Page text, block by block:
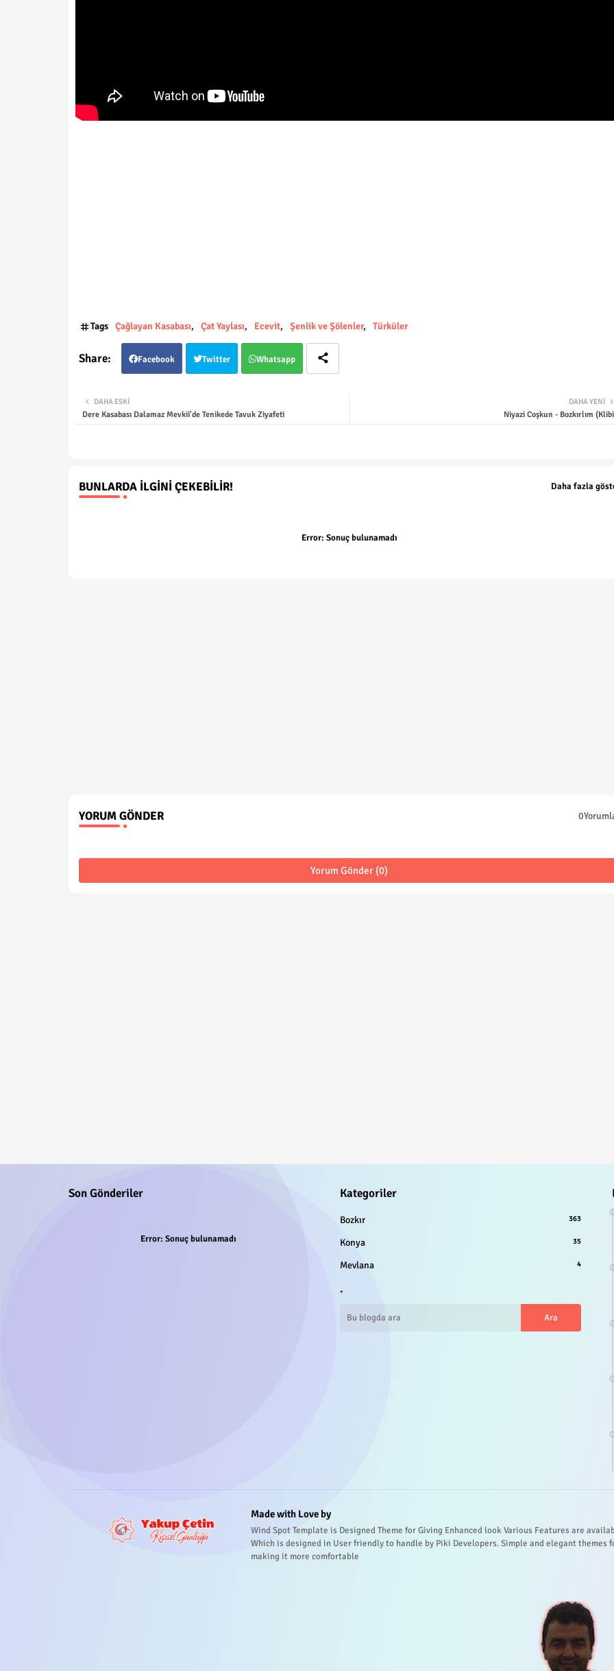
Tags Çağlayan Kasabası Çat Yaylası Ecevit Şenlik ve Şölenler Türküler
Facebook Twitter Whatsapp
DAHA YENI
Niyazi Coşkun - Bozkırlım
DAHA ESKI
Dere Kasabası Dalamaz Mevkii'de Tenikede Tavuk Ziyafeti
BUNLARDA İLGINI ÇEKEBILIR! Daha fazla
Error: Sonuç bulunamadı
YORUM GÖNDER
Yorum Gönder (0)
Son Gönderiler
Error: Sonuç bulunamadı
Kategoriler
Bozkır 363
Konya 35
Mevlana 4
.
Made with Love by
Wind Spot Template is Designed Theme for Giving Enhanced look Various Features are
Which is designed in User friendly to handle by Piki Developers. Simple and elegant themes
making it more comfortable